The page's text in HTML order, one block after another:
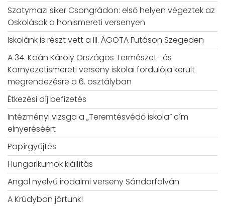
Szatymazi siker Csongrádon: első helyen végeztek az
Oskolások a honismereti versenyen
Iskolánk is részt vett a III. ÁGOTA Futáson Szegeden
A 34. Kaán Károly Országos Természet- és
Környezetismereti verseny iskolai fordulója került
megrendezésre a 6. osztályban
Étkezési díj befizetés
Intézményi vizsga a „Teremtésvédő iskola” cím
elnyeréséért
Papírgyűjtés
Hungarikumok kiállítás
Angol nyelvű irodalmi verseny Sándorfalván
A Krúdyban jártunk!